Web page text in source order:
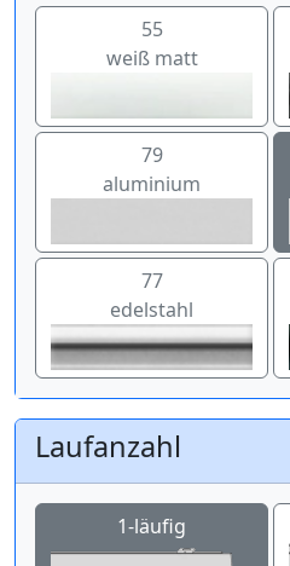
55
weiß matt
79
aluminium
77
edelstahl
Laufanzahl
1-läufig